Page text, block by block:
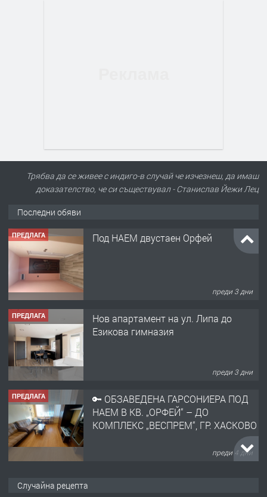
Трябва да се живее с индиго-в случай че изчезнеш, да имаш
доказателство, че си съществувал - Станислав Йежи Лец
Последни обяви
ПРЕДЛАГА Под НАЕМ двустаен Орфей
преди 3 дни
ПРЕДЛАГА
ПРЕДЛАГА
ПРЕДЛАГА
АПАРТАМЕНТ В ЦЕНТЪРА НА ГР.
Случайна рецепта